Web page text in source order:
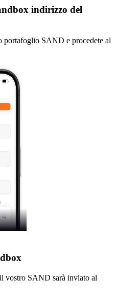
indirizzo del
portafoglio SAND e procedete al
vostro SAND sarà inviato al